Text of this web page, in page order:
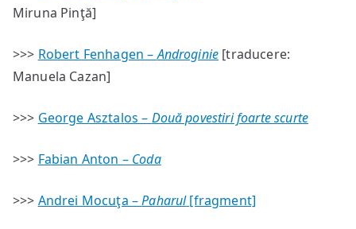
Miruna Pinţă]
>>> Robert Fenhagen –Androginie [traducere:
Manuela Cazan]
>>> George Asztalos – Două povestiri foarte scurte
>>> Fabian Anton – Coda
>>> Andrei Mocuţa –Paharul[fragment]